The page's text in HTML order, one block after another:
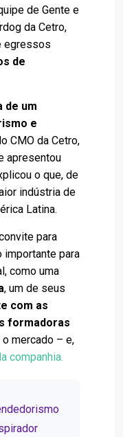
de Gente e
da Cetro,
egressos
de
de um
e
CMO da Cetro,
apresentou
o que, de
indústria de
Latina.
para
para
como uma
, um de seus
com as
formadoras
o mercado – e,
companhia.